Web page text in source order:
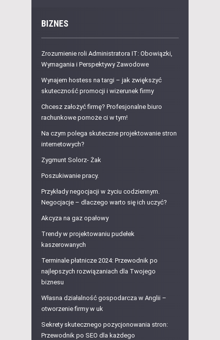
BIZNES
Zrozumienie roli Administratora IT: Obowiązki,
Wymagania i Perspektywy Zawodowe
Wynajem hostess na targi – jak zwiększyć
skuteczność promocji i wizerunek firmy
Chcesz założyć firmę? Profesjonalne biuro
rachunkowe pomoże ci w tym!
Na czym polega skuteczne projektowanie stron
internetowych?
Zygmunt Solorz- Żak
Poszukiwanie pracy.
Przykłady negocjacji w życiu codziennym.
Negocjacje – dlaczego warto się ich uczyć?
Akcyza na gaz opałowy
Trendy w projektowaniu pudełek
kaszerowanych
Terminale płatnicze 2024: Przewodnik po
najlepszych rozwiązaniach dla Twojego
biznesu
Własna działalność gospodarcza w Anglii –
otworzenie firmy w uk
Sekrety skutecznego pozycjonowania stron:
Przewodnik po SEO dla każdego